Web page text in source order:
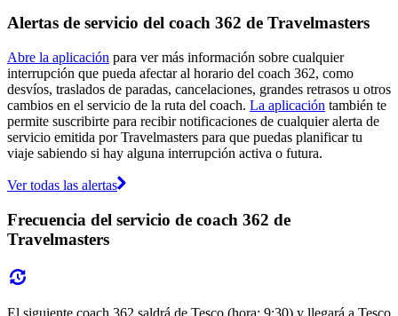
Alertas de servicio del coach 362 de Travelmasters
Abre la aplicación para ver más información sobre cualquier
interrupción que pueda afectar al horario del coach 362, como
desvíos, traslados de paradas, cancelaciones, grandes retrasos u otros
cambios en el servicio de la ruta del coach. La aplicación también te
permite suscribirte para recibir notificaciones de cualquier alerta de
servicio emitida por Travelmasters para que puedas planificar tu
viaje sabiendo si hay alguna interrupción activa o futura.
Ver todas las alertas
Frecuencia del servicio de coach 362 de
Travelmasters
El siguiente coach 362 saldrá de Tesco (hora: 9:30) y llegará a Tesco